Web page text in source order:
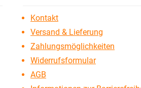
Kontakt
Versand & Lieferung
Zahlungsmöglichkeiten
Widerrufsformular
AGB